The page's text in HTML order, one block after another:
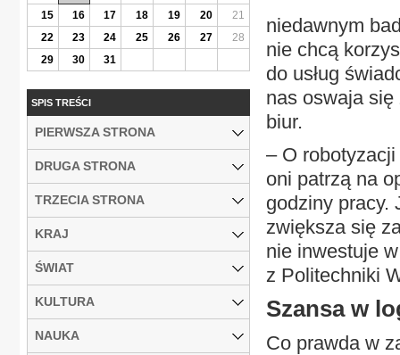
niedawnym
nie chcą
do usług
nas oswaja
biur.
– O
oni patrzą na
godziny pracy.
zwiększa się
nie inwestuje
z Politechniki
Szansa w
Co prawda w
15
16 17 18 19 20
21
22
23 24 25 26 27
28
29
30 31
SPIS TREŚCI
PIERWSZA STRONA
DRUGA STRONA
TRZECIA STRONA
KRAJ
ŚWIAT
KULTURA
NAUKA